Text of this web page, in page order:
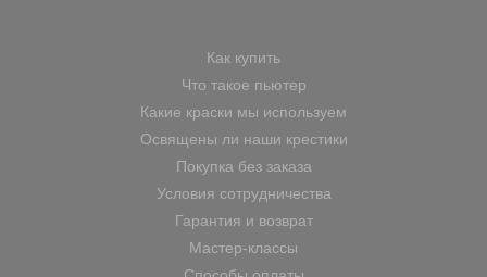
Как купить
Что такое пьютер
Какие краски мы используем
Освящены ли наши крестики
Покупка без заказа
Условия сотрудничества
Гарантия и возврат
Мастер-классы